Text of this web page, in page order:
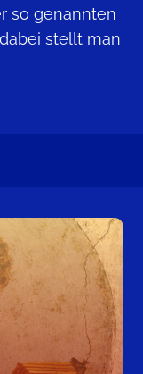
so genannten
stellt man